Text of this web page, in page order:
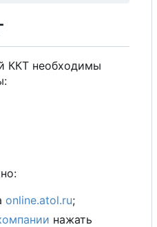
ККТ необходимы
online.atol.ru;
нажать